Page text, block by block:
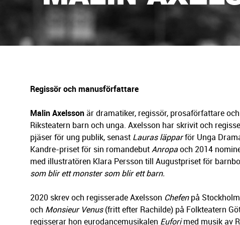
n
Regissör och manusförfattare
Malin Axelssonär dramatiker, regissör, prosaförfattare
Riksteatern barn och unga. Axelsson har skrivit och
pjäser för ung publik, senast Lauras läpparför Unga
Kandre-priset för sin romandebutAnropaoch 2014
med illustratören Klara Persson till Augustpriset för
som blir ett monster som blir ett barn.
2020 skrev och regisserade Axelsson Chefenpå
och Monsieur Venus(fritt efter Rachilde) på Folkteatern
regisserar hon eurodancemusikalen Euforimed musik av